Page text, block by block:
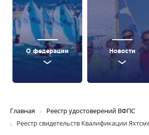
О федерации Новости
Главная
Реестр удостоверений ВФПС
Реестр свидетельств Квалификации